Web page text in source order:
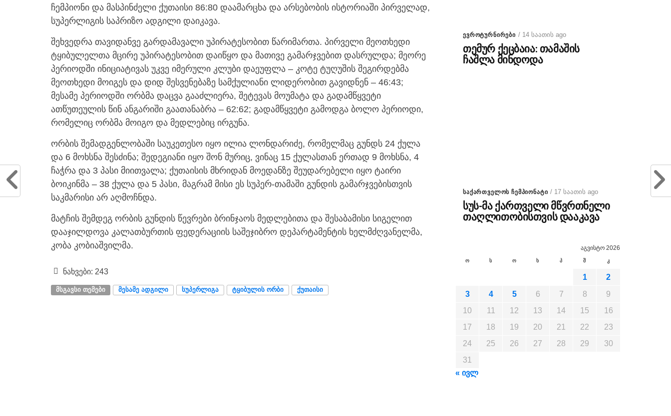
ჩემპიონი და მასპინძელი ქუთაისი 86:80 დაამარცხა და არსებობის ისტორიაში პირველად,
სუპერლიგის საპრიზო ადგილი დაიკავა.
შეხვედრა თავიდანვე გარდამავალი უპირატესობით წარიმართა. პირველი მეოთხედი
ტყიბულელთა მცირე უპირატესობით დაიწყო და მათივე გამარჯვებით დასრულდა; მეორე
პერიოდში ინიციატივას უკვე იმერული კლუბი დაეუფლა – კოტე ტუღუშის შეგირდებმა
მეოთხედი მოიგეს და დიდ შესვენებაზე სამქულიანი ლიდერობით გავიდნენ – 46:43;
მესამე პერიოდში ორბმა დაცვა გააძლიერა, შეტევას მოუმატა და გადამწყვეტი
ათწუთეულის წინ ანგარიში გაათანაბრა – 62:62; გადამწყვეტი გამოდგა ბოლო პერიოდი,
რომელიც ორბმა მოიგო და მედლებიც ირგუნა.
ორბის შემადგენლობაში საუკეთესო იყო ილია ლონდარიძე, რომელმაც გუნდს 24 ქულა
და 6 მოხსნა შესძინა; შედეგიანი იყო შონ მურიც, ვინაც 15 ქულასთან ერთად 9 მოხსნა, 4
ჩაჭრა და 3 პასი მიითვალა; ქუთაისის მხრიდან მოედანზე შეუდარებელი იყო ტაირი
ბოიკინმა – 38 ქულა და 5 პასი, მაგრამ მისი ეს სუპერ-თამაში გუნდის გამარჯვებისთვის
საკმარისი არ აღმოჩნდა.
მატჩის შემდეგ ორბის გუნდის წევრები ბრინჯაოს მედლებითა და შესაბამისი სიგელით
დააჯილდოვა კალათბურთის ფედერაციის საშეჯიბრო დეპარტამენტის ხელმძღვანელმა,
კობა კობიაშვილმა.
ნახვები: 243
ᲛᲡᲒᲐᲕᲡᲘ ᲗᲔᲛᲔᲑᲘ ᲛᲔᲡᲐᲛᲔ ᲐᲓᲒᲘᲚᲘ ᲡᲣᲞᲔᲠᲚᲘᲒᲐ ᲢᲧᲘᲑᲣᲚᲘᲡ ᲝᲠᲑᲘ ᲥᲣᲗᲐᲘᲡᲘ
ᲔᲕᲠᲝᲢᲣᲠᲜᲘᲠᲔᲑᲘ / 14 საათის ago
თემურ ქეცბაია: თამაშის
ჩაშლა მინდოდა
ᲡᲐᲥᲐᲠᲗᲕᲔᲚᲝᲡ ᲩᲔᲛᲞᲘᲝᲜᲐᲢᲘ / 17 საათის ago
სუს-მა ქართველი მწვრთნელი
თაღლითობისთვის დააკავა
აგვისტო 2026
ო ს ო ხ პ შ კ
1
2
3
4 5 6 7 8
9
10
11 12 13 14 15
16
17
18 19 20 21 22
23
24
25 26 27 28 29
30
31
« ივლ